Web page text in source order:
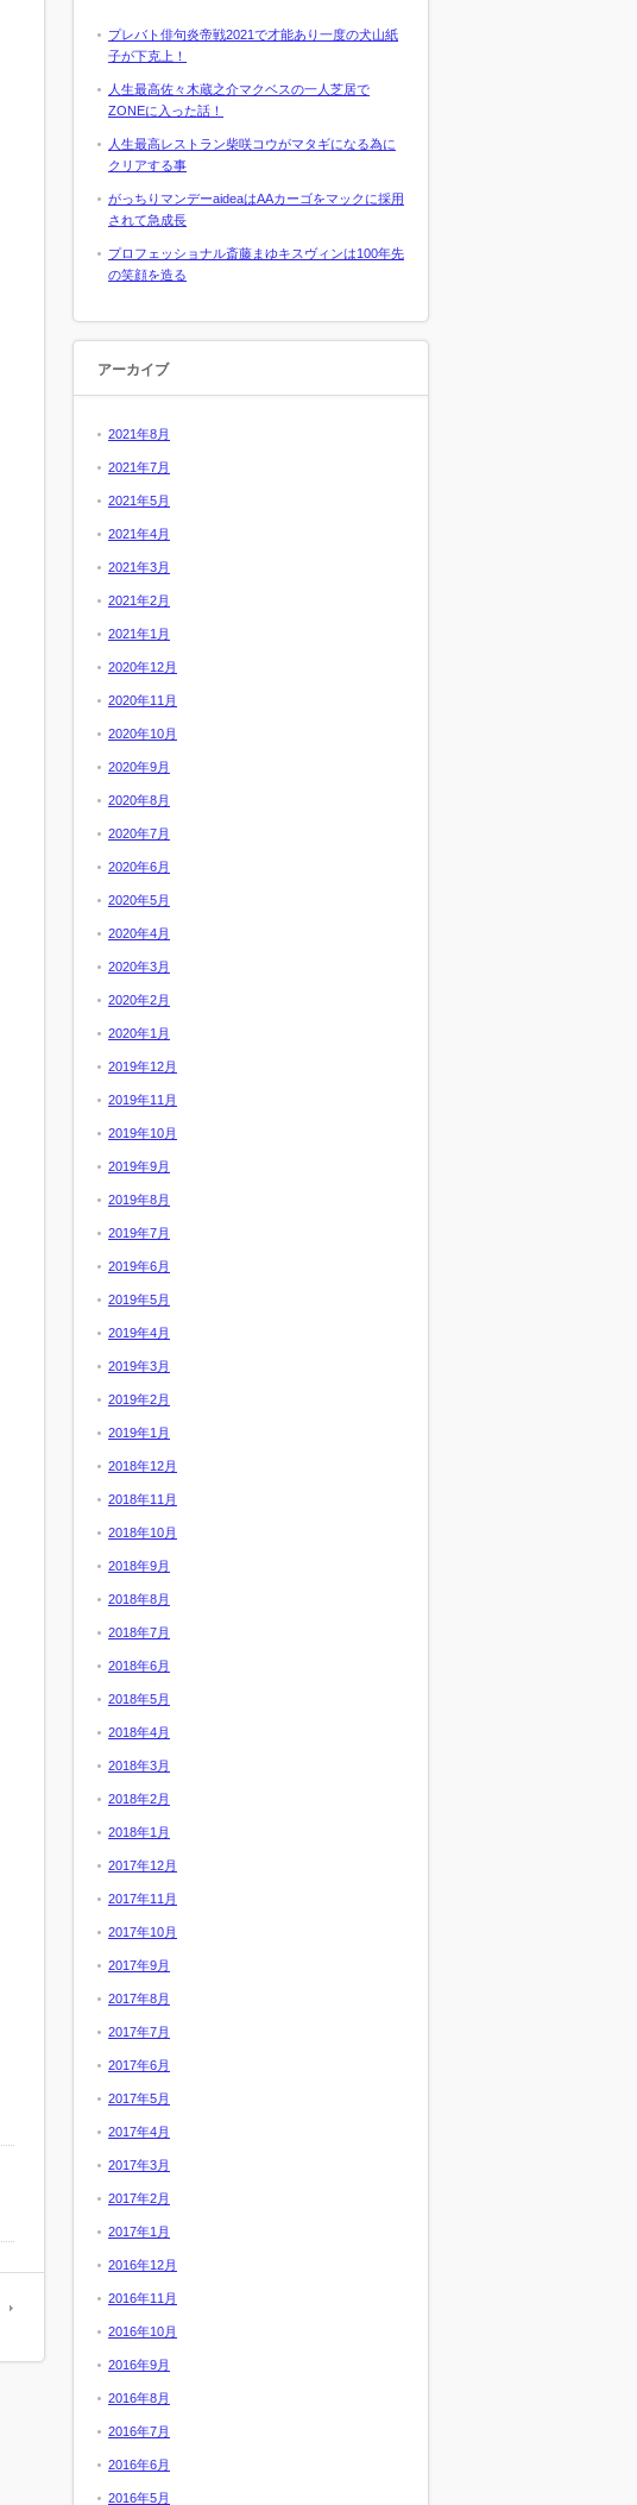
プレバト俳句炎帝戦2021で才能あり一度の犬山紙
子が下克上！
人生最高佐々木蔵之介マクベスの一人芝居で
ZONEに入った話！
人生最高レストラン柴咲コウがマタギになる為に
クリアする事
がっちりマンデーaideaはAAカーゴをマックに採用
されて急成長
プロフェッショナル斎藤まゆキスヴィンは100年先
の笑顔を造る
アーカイブ
2021年8月
2021年7月
2021年5月
2021年4月
2021年3月
2021年2月
2021年1月
2020年12月
2020年11月
2020年10月
2020年9月
2020年8月
2020年7月
2020年6月
2020年5月
2020年4月
2020年3月
2020年2月
2020年1月
2019年12月
2019年11月
2019年10月
2019年9月
2019年8月
2019年7月
2019年6月
2019年5月
2019年4月
2019年3月
2019年2月
2019年1月
2018年12月
2018年11月
2018年10月
2018年9月
2018年8月
2018年7月
2018年6月
2018年5月
2018年4月
2018年3月
2018年2月
2018年1月
2017年12月
2017年11月
2017年10月
2017年9月
2017年8月
2017年7月
2017年6月
2017年5月
2017年4月
2017年3月
2017年2月
2017年1月
2016年12月
2016年11月
2016年10月
2016年9月
2016年8月
2016年7月
2016年6月
2016年5月